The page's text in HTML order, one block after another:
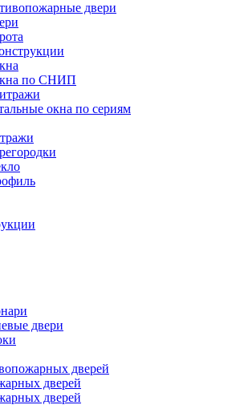
двери
по СНИП
окна по сериям
двери
дверей
дверей
дверей